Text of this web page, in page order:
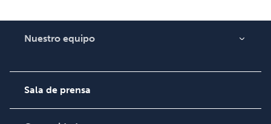
Nuestro equipo
Empleo
Sala de prensa